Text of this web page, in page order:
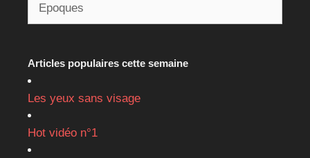
Articles populaires cette semaine
Les yeux sans visage
Hot vidéo n°1